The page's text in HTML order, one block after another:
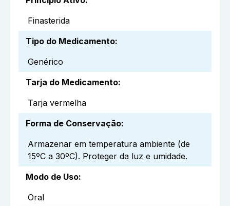
Finasterida
Tipo do Medicamento:
Genérico
Tarja do Medicamento:
Tarja vermelha
Forma de Conservação:
Armazenar em temperatura ambiente (de
15ºC a 30ºC). Proteger da luz e umidade.
Modo de Uso:
Oral